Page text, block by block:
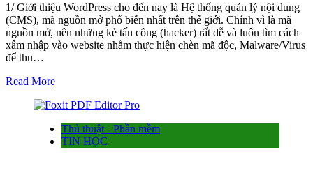
1/ Giới thiệu WordPress cho đến nay là Hệ thống quản lý nội dung
(CMS), mã nguồn mở phổ biến nhất trên thế giới. Chính vì là mã
nguồn mở, nên những kẻ tấn công (hacker) rất dễ và luôn tìm cách
xâm nhập vào website nhằm thực hiện chèn mã độc, Malware/Virus
để thu…
Read More
Thủ thuật - Phần mềm
TIN HỌC